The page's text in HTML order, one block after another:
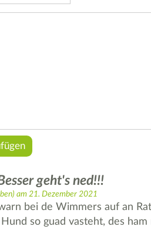
geht's ned!!!
am 21. Dezember 2021
bei de Wimmers auf an
so guad vasteht, des